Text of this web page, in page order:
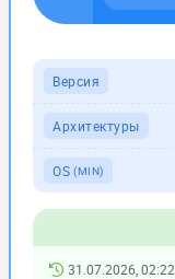
Версия
Архитектуры
OS (MIN)
31.07.2026, 02:22